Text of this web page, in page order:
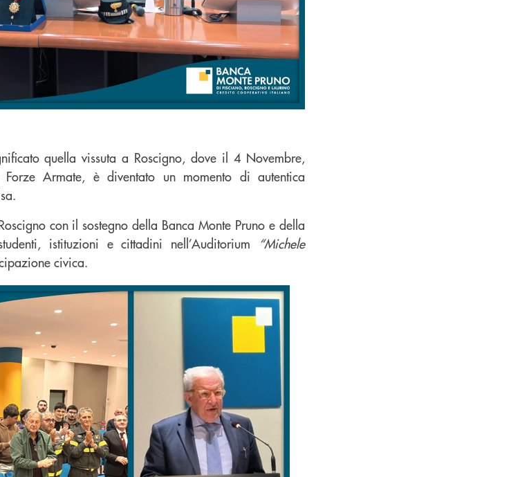
quella vissuta a Roscigno, dove il 4 Novembre,
Armate, è diventato un momento di autentica
con il sostegno della Banca Monte Pruno e della
istituzioni e cittadini nell’Auditorium
“Michele
civica.